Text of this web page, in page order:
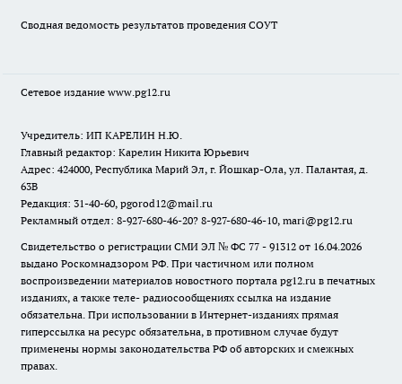
Сводная ведомость результатов проведения СОУТ
Сетевое издание www.pg12.ru
Учредитель: ИП КАРЕЛИН Н.Ю.
Главный редактор: Карелин Никита Юрьевич
Адрес: 424000, Республика Марий Эл, г. Йошкар-Ола, ул. Палантая, д.
63В
Редакция: 31-40-60, pgorod12@mail.ru
Рекламный отдел: 8-927-680-46-20? 8-927-680-46-10, mari@pg12.ru
Свидетельство о регистрации СМИ ЭЛ № ФС 77 - 91312 от 16.04.2026
выдано Роскомнадзором РФ. При частичном или полном
воспроизведении материалов новостного портала pg12.ru в печатных
изданиях, а также теле- радиосообщениях ссылка на издание
обязательна. При использовании в Интернет-изданиях прямая
гиперссылка на ресурс обязательна, в противном случае будут
применены нормы законодательства РФ об авторских и смежных
правах.